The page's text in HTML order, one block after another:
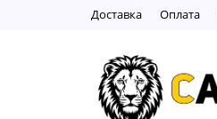
Доставка Оплата